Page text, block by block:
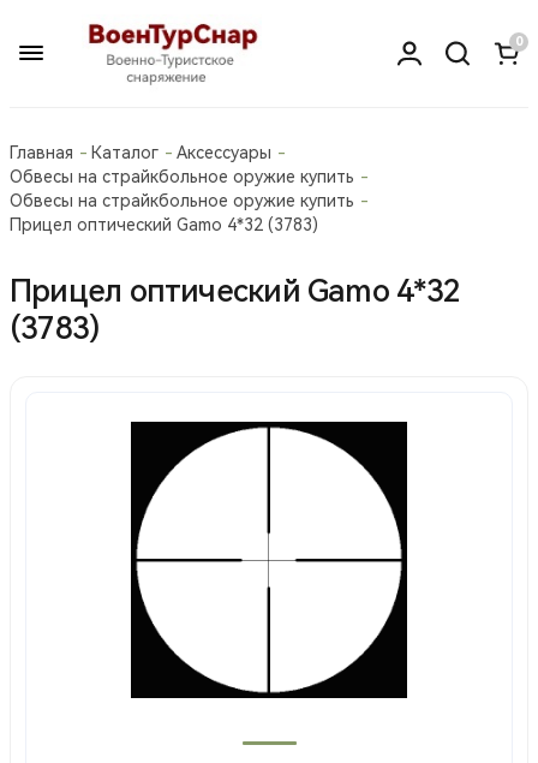
0
Главная Каталог
Аксессуары
Обвесы на страйкбольное оружие купить
Обвесы на страйкбольное оружие купить
Прицел оптический Gamo 4*32 (3783)
Прицел оптический Gamo 4*32
(3783)